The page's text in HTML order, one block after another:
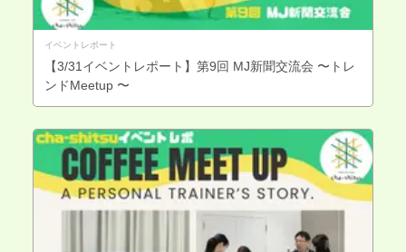
イベントレポート
【3/31イベントレポート】第9回 MJ新聞交流会 〜トレ
ンドMeetup 〜